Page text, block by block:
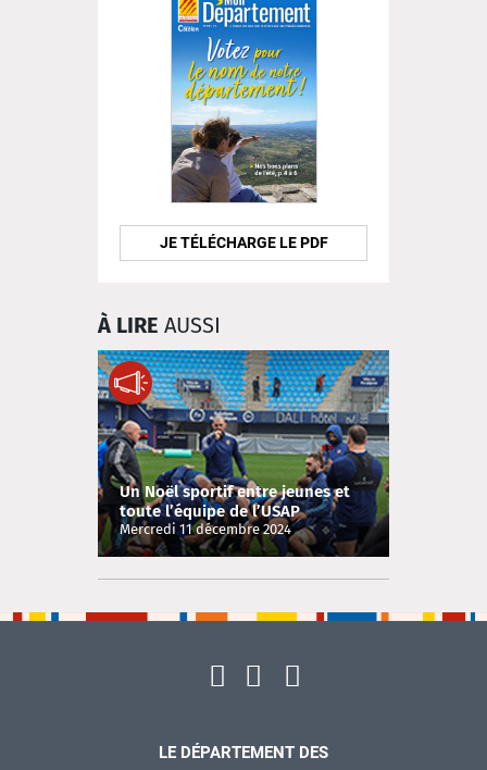
JE TÉLÉCHARGE LE PDF
À LIRE AUSSI
Un Noël sportif entre jeunes et
toute l’équipe de l’USAP
Mercredi 11 décembre 2024
LE DÉPARTEMENT DES